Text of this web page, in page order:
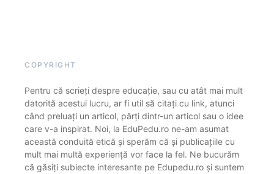
COPYRIGHT
Pentru că scrieți despre educație, sau cu atât mai mult
datorită acestui lucru, ar fi util să citați cu link, atunci
când preluați un articol, părți dintr-un articol sau o idee
care v-a inspirat. Noi, la EduPedu.ro ne-am asumat
această conduită etică și sperăm că și publicațiile cu
mult mai multă experiență vor face la fel. Ne bucurăm
că găsiți subiecte interesante pe Edupedu.ro și suntem